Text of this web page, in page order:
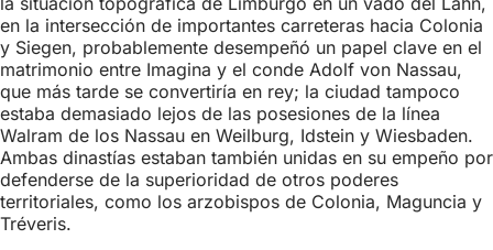
:
en la intersección de importantes carreteras hacia Colonia
y Siegen, probablemente desempeñó un papel clave en el
matrimonio entre Imagina y el conde Adolf von Nassau,
que más tarde se convertiría en rey; la ciudad tampoco
estaba demasiado lejos de las posesiones de la línea
Walram de los Nassau en Weilburg, Idstein y Wiesbaden.
Ambas dinastías estaban también unidas en su empeño por
defenderse de la superioridad de otros poderes
territoriales, como los arzobispos de Colonia, Maguncia y
Tréveris.